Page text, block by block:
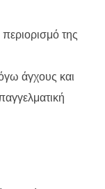
της
άγχους και